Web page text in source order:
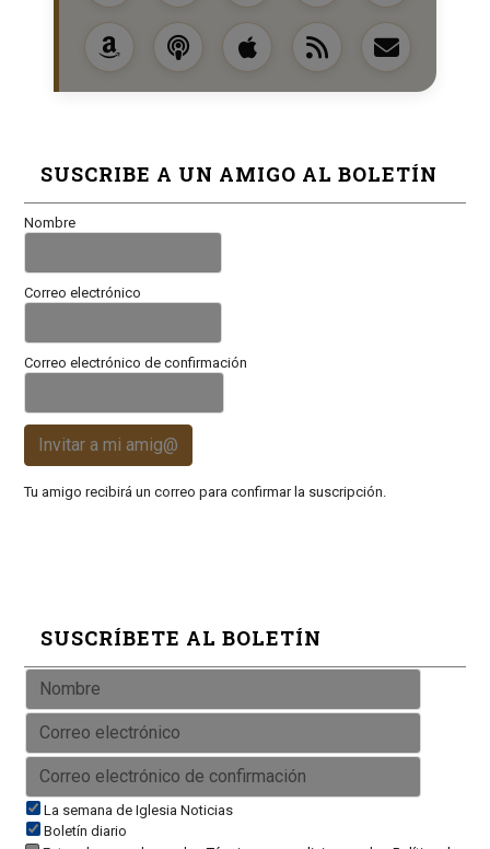
SUSCRIBE A UN AMIGO AL BOLETÍN
Nombre
Correo electrónico
Correo electrónico de confirmación
Invitar a mi amig@
Tu amigo recibirá un correo para confirmar la suscripción.
SUSCRÍBETE AL BOLETÍN
La semana de Iglesia Noticias
Boletín diario